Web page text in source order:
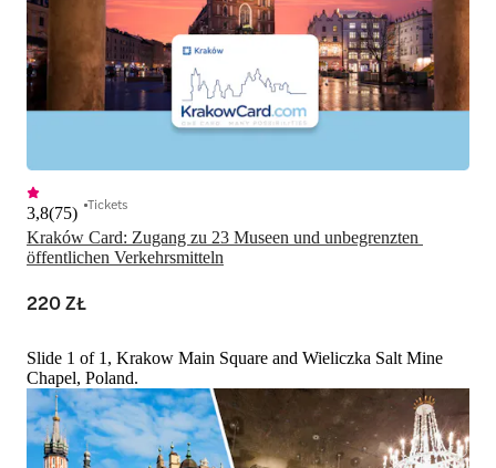
Kraków Card: Zugang zu 23 Museen und unbegrenzten
öffentlichen Verkehrsmitteln
3,8(75) Tickets
220 ZŁ
Slide 1 of 1, Krakow Main Square and Wieliczka Salt Mine
Chapel, Poland.